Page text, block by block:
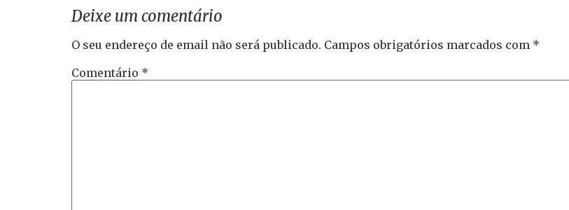
Deixe um comentário
O seu endereço de email não será publicado. Campos obrigatórios marcados com *
Comentário *